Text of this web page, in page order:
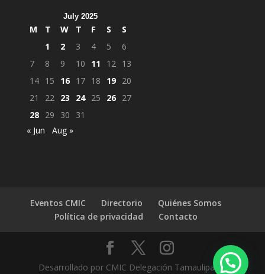
July 2025
M T W T F S
S
1
2 3 4 5
6
7
8 9 10 11 12 13
14 15 16 17 18 19 20
21
22 23 24 25 26 27
28 29 30
31
« Jun
Aug »
Eventos CMIC Directorio
Quiénes Somos
Política de privacidad
Contacto
Desarrollado por CMIC Delegación Tamaulipas |